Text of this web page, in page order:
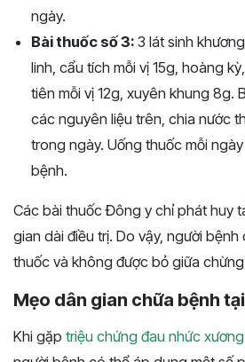
ngày.
Bài thuốc số 3: 3 lát sinh
linh, cẩu tích mỗi vị 15g, hoàng
tiên mỗi vị 12g, xuyên khung 8g.
các nguyên liệu trên, chia nước
trong ngày. Uống thuốc mỗi
bệnh.
Các bài thuốc Đông y chỉ phát huy
gian dài điều trị. Do vậy, người bệnh
thuốc và không được bỏ giữa
Mẹo dân gian chữa bệnh
Khi gặp triệu chứng đau nhức